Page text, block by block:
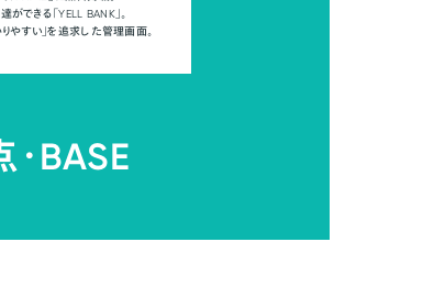
できる「YELL BANK」。
りやすい」を追求した管理画面。
BASE